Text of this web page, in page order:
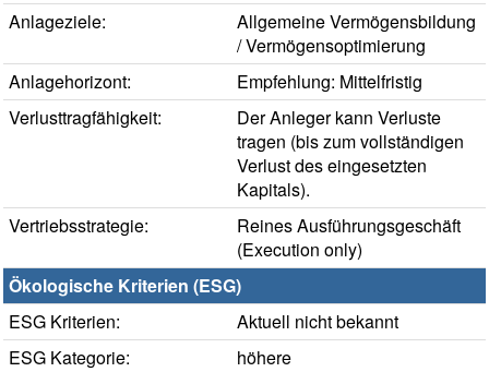
Anlageziele:
Allgemeine Vermögensbildung
/ Vermögensoptimierung
Anlagehorizont:
Empfehlung: Mittelfristig
Verlusttragfähigkeit:
Der Anleger kann Verluste
tragen (bis zum vollständigen
Verlust des eingesetzten
Kapitals).
Vertriebsstrategie:
Reines Ausführungsgeschäft
(Execution only)
Ökologische Kriterien (ESG)
ESG Kriterien:
Aktuell nicht bekannt
ESG Kategorie:
höhere